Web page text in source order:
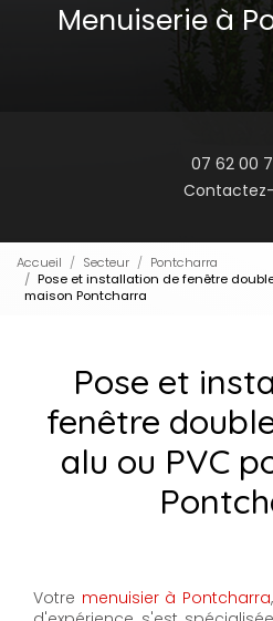
Menuiserie à
07 62 00
Accueil Secteur
Pontcharra
Pose et installation de fenêtre
maison Pontcharra
Pose et
fenêtre
alu ou PVC
Votre menuisier à Pontcharra